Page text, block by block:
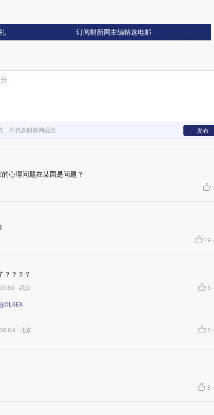
订阅财新网主编精选电邮
，不代表财新网观点 发布
心理问题在某国是问题？
·
19 ·
？？？？
· 武汉 5 ·
· 北京 5 ·
3 ·